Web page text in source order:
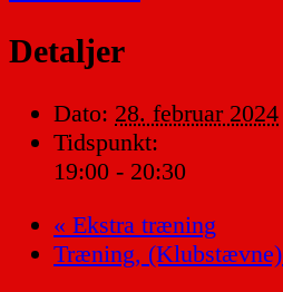
Detaljer
Dato: 28. februar 2024
Tidspunkt:
19:00 - 20:30
« Ekstra træning
Træning, (Klubstævne)